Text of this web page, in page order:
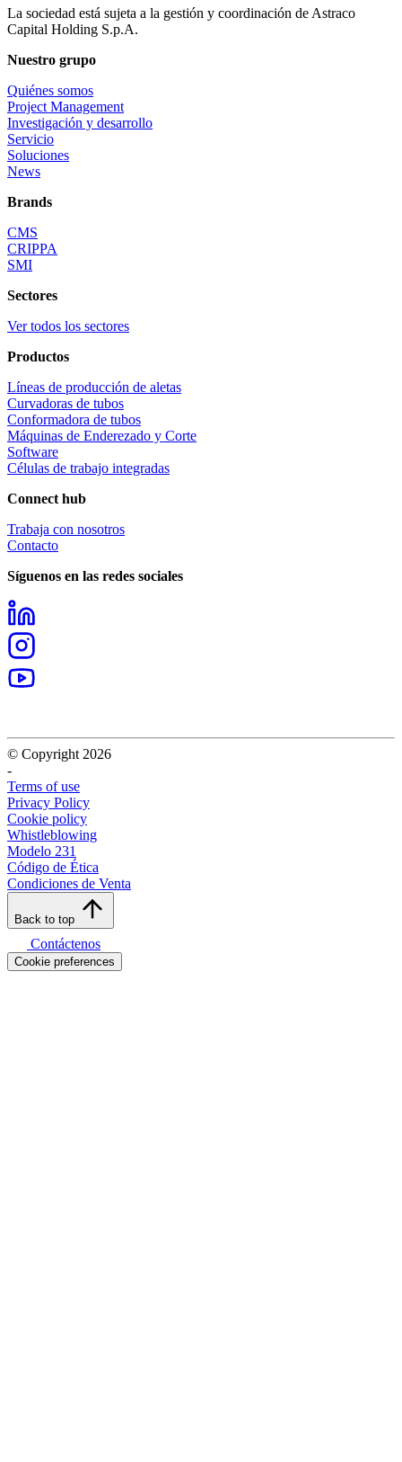
La sociedad está sujeta a la gestión y coordinación de Astraco
Capital Holding S.p.A.
Nuestro grupo
Quiénes somos
Project Management
Investigación y desarrollo
Servicio
Soluciones
News
Brands
CMS
CRIPPA
SMI
Sectores
Ver todos los sectores
Productos
Líneas de producción de aletas
Curvadoras de tubos
Conformadora de tubos
Máquinas de Enderezado y Corte
Software
Células de trabajo integradas
Connect hub
Trabaja con nosotros
Contacto
Síguenos en las redes sociales
© Copyright 2026
-
Terms of use
Privacy Policy
Cookie policy
Whistleblowing
Modelo 231
Código de Ética
Condiciones de Venta
Back to top
Contáctenos
Cookie preferences